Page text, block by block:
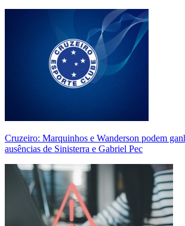
Cruzeiro: Marquinhos e Wanderson podem
ausências de Sinisterra e Gabriel Pec